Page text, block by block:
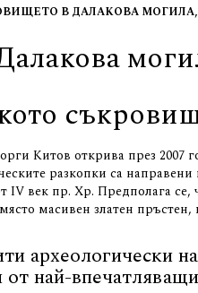
В ДАЛАКОВА МОГИЛА,
Китов открива през 2007
разкопки са
IV век пр. Хр. Предполага се,
масивен златен
археологически
най-